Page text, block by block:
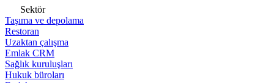
Sektör
Taşıma ve depolama
Restoran
Uzaktan çalışma
Emlak CRM
Sağlık kuruluşları
Hukuk büroları